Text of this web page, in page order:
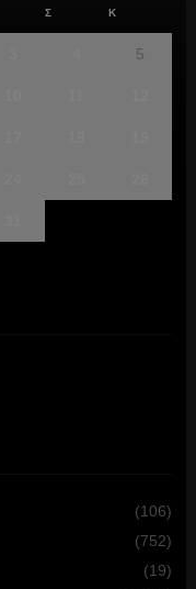
Σ Κ
5
(106)
(752)
(19)